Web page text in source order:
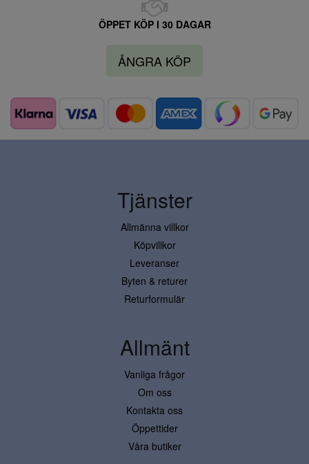
ÖPPET KÖP I 30 DAGAR
ÅNGRA KÖP
Tjänster
Allmänna villkor
Köpvillkor
Leveranser
Byten & returer
Returformulär
Allmänt
Vanliga frågor
Om oss
Kontakta oss
Öppettider
Våra butiker